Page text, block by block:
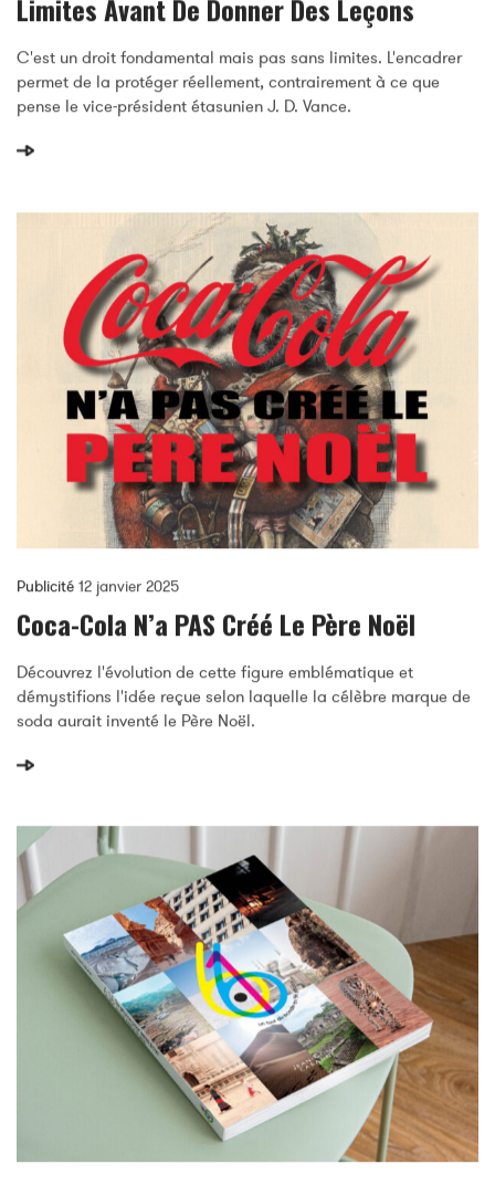
La Liberté D’expression : Comprendre Ses
Limites Avant De Donner Des Leçons
C'est un droit fondamental mais pas sans limites. L'encadrer
permet de la protéger réellement, contrairement à ce que
pense le vice-président étasunien J. D. Vance.
Publicité 12 janvier 2025
Coca-Cola N’a PAS Créé Le Père Noël
Découvrez l'évolution de cette figure emblématique et
soda aurait inventé le Père Noël.